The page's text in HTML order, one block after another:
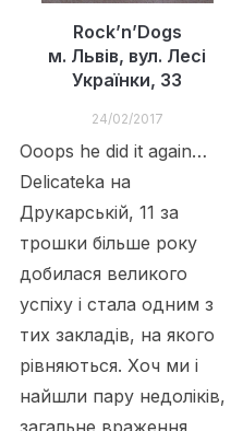
Rock’n’Dogs
м. Львів, вул. Лесі
Українки, 33
24/02/2017
Ooops he did it again…
Delicateka на
Друкарській, 11 за
трошки більше року
добилася великого
успіху і стала одним з
тих закладів, на якого
рівняються. Хоч ми і
найшли пару недоліків,
загальне враження